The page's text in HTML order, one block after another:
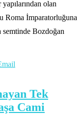
olan
Roma İmparatorluğuna
semtinde Bozdoğan
Tek
Cami